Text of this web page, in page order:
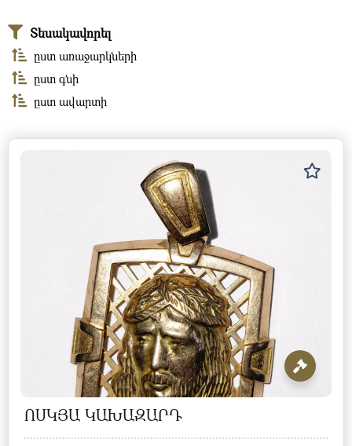
Տեսակավորել
ըստ առաջարկների
ըստ գնի
ըստ ավարտի
ՈՍԿՅԱ ԿԱԽԱԶԱՐԴ